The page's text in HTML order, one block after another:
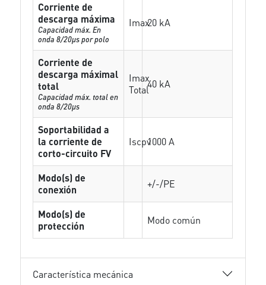
Corriente de
descarga máxima
Capacidad máx. En
onda 8/20µs por polo
Imax20 kA
Corriente de
descarga máximal
total
Capacidad máx. total en
onda 8/20µs
Imax
Total40 kA
Soportabilidad a
la corriente de
corto-circuito FV
Iscpv1000 A
Modo(s) de
conexión
+/-/PE
Modo(s) de
protección
Modo común
Característica mecánica